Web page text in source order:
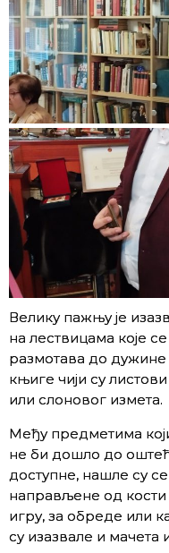
Велику пажњу је
на лествицама које се
размотава до
књиге чији су
или слоновог измета.
Међу предметима
не би дошло до
доступне, нашле су
направљене од кости
игру, за обреде или
су изазвале и мачета